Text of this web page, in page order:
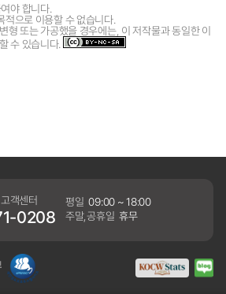
야 합니다.
적으로 이용할 수 없습니다.
형 또는 가공했을 경우에는, 이 저작물과 동일한 이
수 있습니다.
객센터
0208
평일 09:00 ~ 18:00
주말,공휴일 휴무